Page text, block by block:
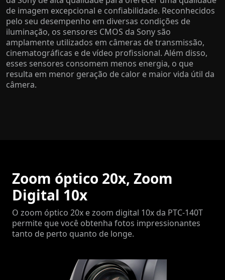
de imagem excepcional e confiabilidade. Reconhecidos
pelo seu desempenho em diversas condições de
iluminação, os sensores CMOS da Sony são
amplamente utilizados em câmeras de transmissão,
cinematográficas e de vídeo profissional. Além disso,
esses sensores consomem menos energia, o que
resulta em menor geração de calor e maior vida útil da
câmera.
Zoom óptico 20x, Zoom
Digital 10x
O zoom óptico 20x e zoom digital 10x da PTC-140T
permite que você obtenha fotos impressionantes
tanto de perto quanto de longe.